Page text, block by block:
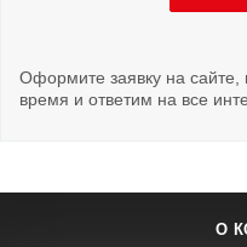
Оформите заявку на
время и ответим на все
О